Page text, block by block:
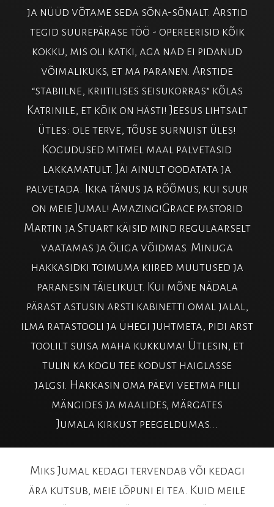
ja nüüd võtame seda sõna-sõnalt. Arstid
tegid suurepärase töö - opereerisid kõik
kokku, mis oli katki, aga nad ei pidanud
võimalikuks, et ma paranen. Arstide
“stabiilne, kriitilises seisukorras” kõlas
Katrinile, et kõik on hästi! Jeesus lihtsalt
ütles: ole terve, tõuse surnuist üles!
Kogudused mitmel maal palvetasid
lakkamatult. Jäi ainult oodatata ja
palvetada. Ikka tänus ja rõõmus, kui suur
on meie Jumal! Amazing!Grace pastorid
Martin ja Stuart käisid mind regulaarselt
vaatamas ja õliga võidmas. Minuga
hakkasidki toimuma kiired muutused ja
paranesin täielikult. Kui mõne nädala
pärast astusin arsti kabinetti omal jalal,
ilma ratastooli ja ühegi juhtmeta, pidi arst
toolilt suisa maha kukkuma! Ütlesin, et
tulin ka kogu tee kodust haiglasse
jalgsi. Hakkasin oma päevi veetma pilli
mängides ja maalides, märgates
Jumala kirkust peegeldumas...
Miks Jumal kedagi tervendab või kedagi
ära kutsub, meie lõpuni ei tea. Kuid meile